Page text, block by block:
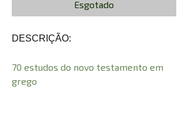
Esgotado
DESCRIÇÃO:
70 estudos do novo testamento em
grego